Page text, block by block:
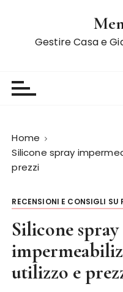
Gestire Casa e
Home
Silicone spray
prezzi
RECENSIONI E CONSIGLI SU
Silicone spray
utilizzo e